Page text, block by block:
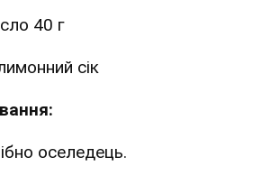
40 г
сік
оселедець.